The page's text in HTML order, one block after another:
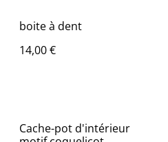
boite à dent
14,00 €
Cache-pot d'intérieur